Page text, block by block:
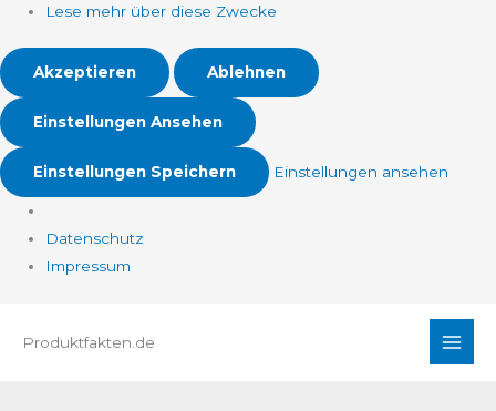
Lese mehr über diese Zwecke
Akzeptieren Ablehnen
Einstellungen Ansehen
Einstellungen Speichern Einstellungen ansehen
Datenschutz
Impressum
InhaltProduktfakten.de